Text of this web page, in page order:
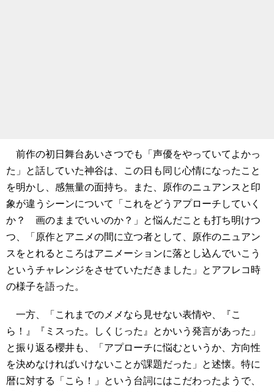
前作の初日舞台あいさつでも「声優をやっていてよかっ
た」と話していた神谷は、この日も同じ心情になったこと
を明かし、感無量の面持ち。また、原作のニュアンスと印
象が違うシーンについて「これをどうアプローチしていく
か？ 画のままでいいのか？」と悩んだことも打ち明けつ
つ、「原作とアニメの間に立つ者として、原作のニュアン
スをとれるところはアニメーションに落とし込んでいこう
というチャレンジをさせていただきました」とアフレコ時
の様子を語った。
一方、「これまでのメメなら見せない表情や、『こ
ら！』『ミスった。しくじった』とかいう発言があった」
と振り返る櫻井も、「アプローチに悩むというか、方向性
を決めなければいけないことが課題だった」と述懐。特に
暦に対する「こら！」という台詞にはこだわったようで、